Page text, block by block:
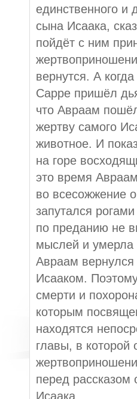
единственного и
сына Исаака,
пойдёт с ним
вернутся. А
Сарре пришёл
что Авраам
жертву самого
животное. И
на горе
это время
во всесожжение
запутался
по преданию не
мыслей и умерла
Авраам
Исааком.
смерти и
которым
находятся
главы, в которой
перед рассказом
Исаака.